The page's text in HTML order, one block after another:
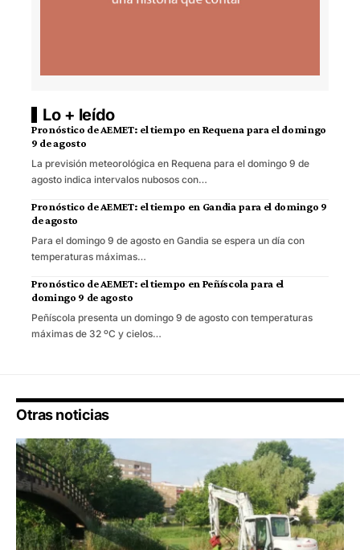
Lo + leído
Pronóstico de AEMET: el tiempo en Requena para el domingo
9 de agosto
La previsión meteorológica en Requena para el domingo 9 de
agosto indica intervalos nubosos con…
Pronóstico de AEMET: el tiempo en Gandia para el domingo 9
de agosto
Para el domingo 9 de agosto en Gandia se espera un día con
temperaturas máximas…
Pronóstico de AEMET: el tiempo en Peñíscola para el
domingo 9 de agosto
Peñíscola presenta un domingo 9 de agosto con temperaturas
máximas de 32 ºC y cielos…
Otras noticias